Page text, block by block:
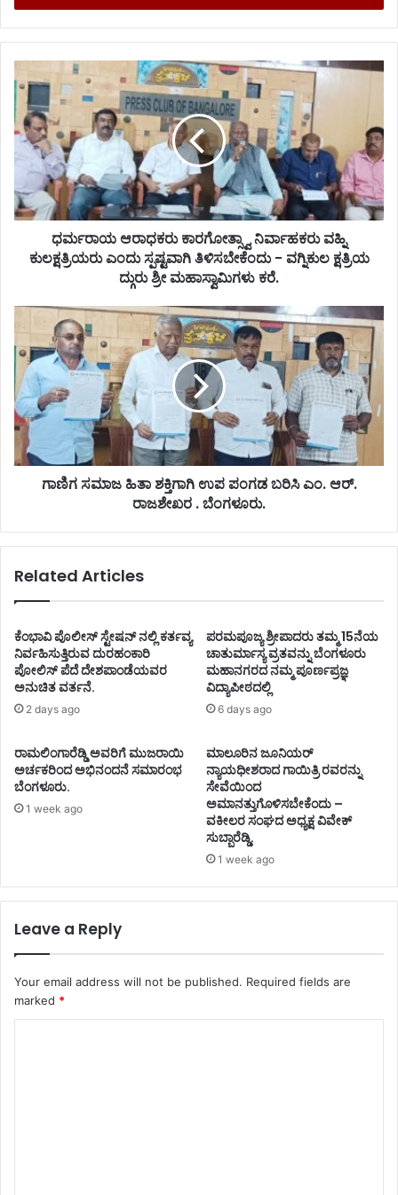
ಧರ್ಮರಾಯ ಆರಾಧಕರು ಕಾರಗೋತ್ಸ್ವಾ ನಿರ್ವಾಹಕರು ವಹ್ನಿ
ಕುಲಕ್ಷತ್ರಿಯರು ಎಂದು ಸ್ಪಷ್ಟವಾಗಿ ತಿಳಿಸಬೇಕೆಂದು - ವಗ್ನಿಕುಲ ಕ್ಷತ್ರಿಯ
ದ್ಗುರು ಶ್ರೀ ಮಹಾಸ್ವಾಮಿಗಳು ಕರೆ.
ಗಾಣಿಗ ಸಮಾಜ ಹಿತಾ ಶಕ್ತಿಗಾಗಿ ಉಪ ಪಂಗಡ ಬರಿಸಿ ಎಂ. ಆರ್.
ರಾಜಶೇಖರ . ಬೆಂಗಳೂರು.
Related Articles
ಕೆಂಭಾವಿ ಪೊಲೀಸ್ ಸ್ಟೇಷನ್ ನಲ್ಲಿ ಕರ್ತವ್ಯ
ನಿರ್ವಹಿಸುತ್ತಿರುವ ದುರಹಂಕಾರಿ
ಪೋಲಿಸ್ ಪೆದೆ ದೇಶಪಾಂಡೆಯವರ
ಅನುಚಿತ ವರ್ತನೆ.
2 days ago
ಪರಮಪೂಜ್ಯ ಶ್ರೀಪಾದರು ತಮ್ಮ 15ನೆಯ
ಚಾತುರ್ಮಾಸ್ಯ ವ್ರತವನ್ನು ಬೆಂಗಳೂರು
ಮಹಾನಗರದ ನಮ್ಮ ಪೂರ್ಣಪ್ರಜ್ಞ
ವಿದ್ಯಾಪೀಠದಲ್ಲಿ
6 days ago
ರಾಮಲಿಂಗಾರೆಡ್ಡಿ ಅವರಿಗೆ ಮುಜರಾಯಿ
ಅರ್ಚಕರಿಂದ ಅಭಿನಂದನೆ ಸಮಾರಂಭ
ಬೆಂಗಳೂರು.
1 week ago
ಮಾಲೂರಿನ ಜೂನಿಯರ್
ನ್ಯಾಯಧೀಶರಾದ ಗಾಯಿತ್ರಿ ರವರನ್ನು
ಸೇವೆಯಿಂದ
ಅಮಾನತ್ತುಗೊಳಿಸಬೇಕೆಂದು –
ವಕೀಲರ ಸಂಘದ ಅಧ್ಯಕ್ಷ ವಿವೇಕ್
ಸುಬ್ಬಾರೆಡ್ಡಿ.
1 week ago
Leave a Reply
Your email address will not be published. Required fields are
marked *